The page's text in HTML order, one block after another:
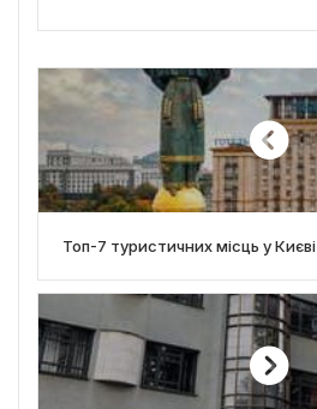
Топ-7 туристичних місць у Києві